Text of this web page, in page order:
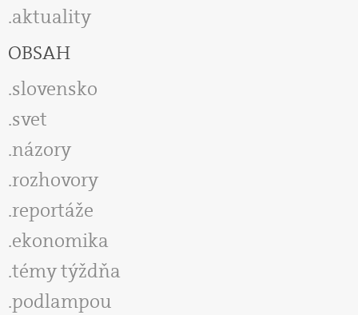
aktuality
OBSAH
slovensko
svet
názory
rozhovory
reportáže
ekonomika
témy týždňa
podlampou